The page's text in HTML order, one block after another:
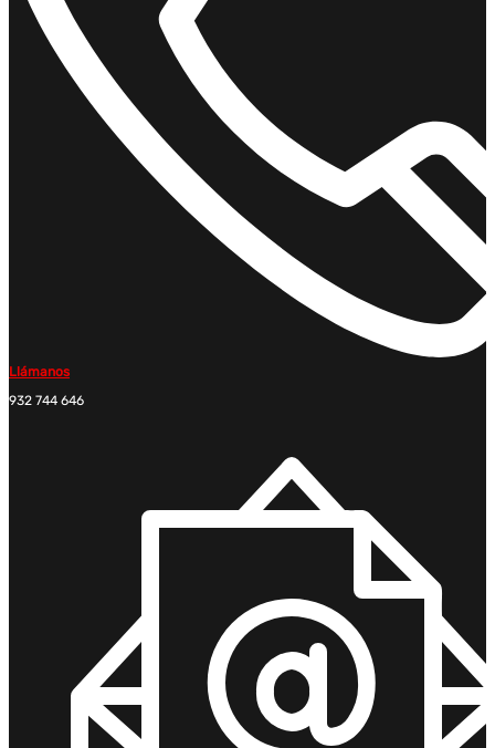
Llámanos
932 744 646